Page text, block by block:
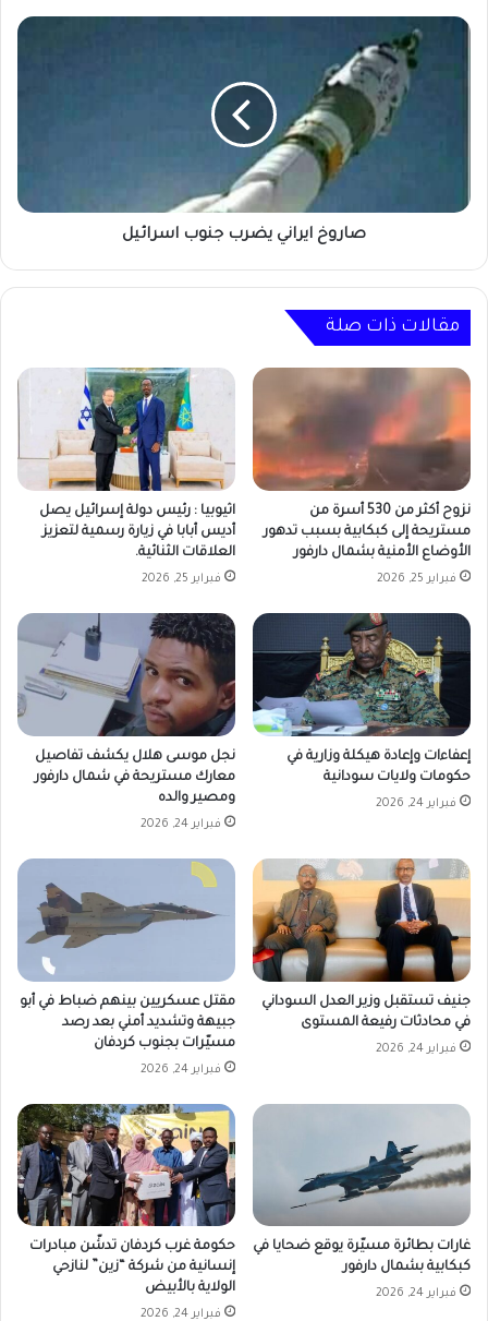
صاروخ
صاروخ ايراني يضرب جنوب اسرائيل
مقالات ذات صلة
نزوح أكثر من 530 أسرة من
مستريحة إلى كبكابية بسبب تدهور
الأوضاع الأمنية بشمال دارفور
فبراير 25, 2026
اثيوبيا : رئيس دولة إسرائيل يصل
أديس أبابا في زيارة رسمية لتعزيز
العلاقات الثنائية.
فبراير 25, 2026
إعفاءات وإعادة هيكلة وزارية في
حكومات ولايات سودانية
فبراير 24, 2026
نجل موسى هلال يكشف تفاصيل
معارك مستريحة في شمال دارفور
ومصير والده
فبراير 24, 2026
جنيف تستقبل وزير العدل السوداني
في محادثات رفيعة المستوى
فبراير 24, 2026
مقتل عسكريين بينهم ضباط في أبو
جبيهة وتشديد أمني بعد رصد
مسيّرات بجنوب كردفان
فبراير 24, 2026
غارات بطائرة مسيّرة يوقع ضحايا في
كبكابية بشمال دارفور
فبراير 24, 2026
حكومة غرب كردفان تدشّن مبادرات
إنسانية من شركة “زين” لنازحي
الولاية بالأبيض
فبراير 24, 2026